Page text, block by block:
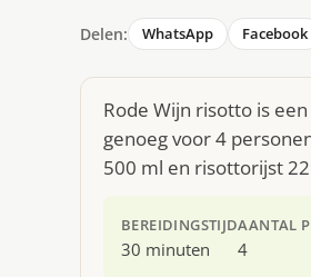
Delen: WhatsApp Facebook
Rode Wijn risotto is
genoeg voor 4
500 ml en risottorijst
BEREIDINGSTIJD
30 minuten
AANTAL
4